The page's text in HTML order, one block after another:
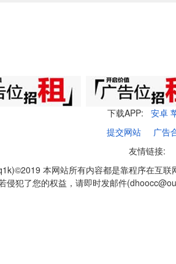
下载APP: 安卓
提交网站
广告
友情链接:
本网站所有内容都是靠程序在互联
侵犯了您的权益，请即时发邮件